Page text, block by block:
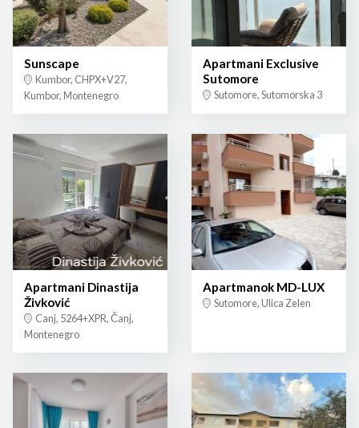
Sunscape
Kumbor, CHPX+V27,
Kumbor, Montenegro
Apartmani Exclusive
Sutomore
Sutomore, Sutomorska 3
Apartmani Dinastija
Živković
Canj, 5264+XPR, Čanj,
Montenegro
Apartmanok MD-LUX
Sutomore, Ulica Zelen